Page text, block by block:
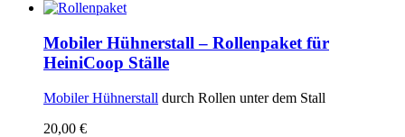
Mobiler Hühnerstall – Rollenpaket für
HeiniCoop Ställe
MobilerHühnerstall durch Rollen unter dem Stall
20,00 €